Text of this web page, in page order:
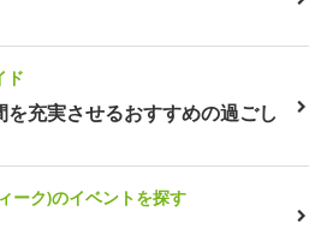
ド
充実させるおすすめの過ごし
ーク)のイベントを探す